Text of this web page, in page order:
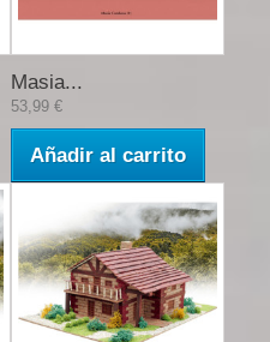
Masia...
53,99 €
Añadir al carrito